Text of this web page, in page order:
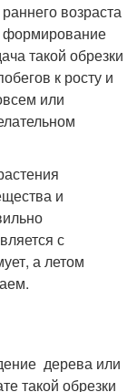
возраста
формирование
такой обрезки
к росту и
или
и
с
а летом
дерева или
такой обрезки